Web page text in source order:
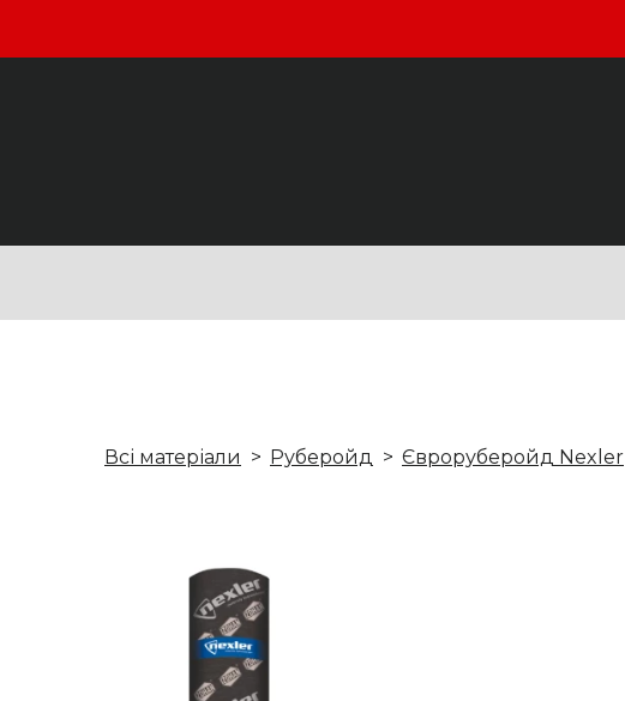
Всі матеріали Руберойд Євроруберойд Nexler